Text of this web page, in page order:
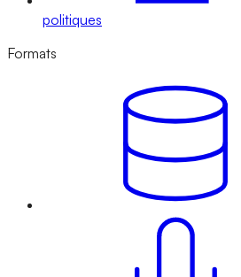
politiques
Formats